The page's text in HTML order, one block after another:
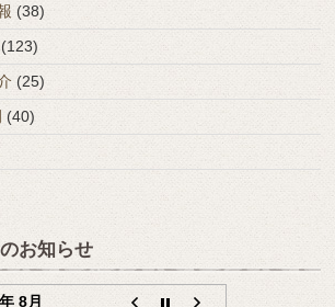
(38)
(123)
(25)
(40)
お知らせ
8月